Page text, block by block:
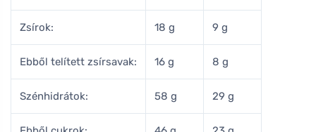
Zsírok: 18 g 9 g
Ebből telített zsírsavak: 16 g 8 g
Szénhidrátok: 58 g 29 g